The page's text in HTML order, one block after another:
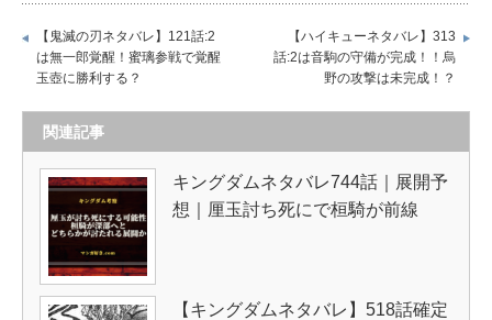
【鬼滅の刃ネタバレ】121話:2
は無一郎覚醒！蜜璃参戦で覚醒
玉壺に勝利する？
【ハイキューネタバレ】313
話:2は音駒の守備が完成！！烏
野の攻撃は未完成！？
関連記事
キングダムネタバレ744話｜展開予
想｜厘玉討ち死にで桓騎が前線
【キングダムネタバレ】518話確定